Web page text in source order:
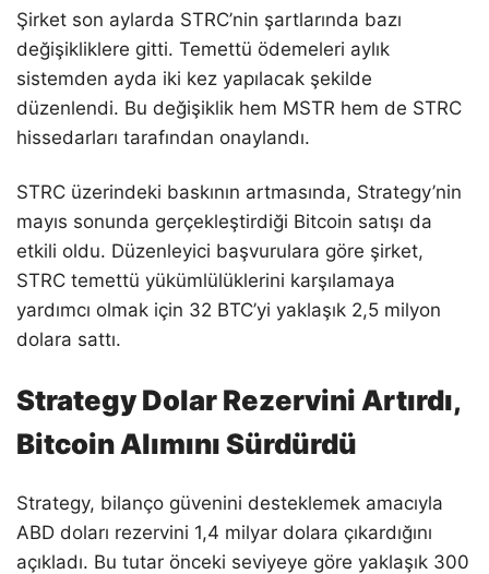
Şirket son aylarda STRC’nin şartlarında bazı
değişikliklere gitti. Temettü ödemeleri aylık
sistemden ayda iki kez yapılacak şekilde
düzenlendi. Bu değişiklik hem MSTR hem de STRC
hissedarları tarafından onaylandı.
STRC üzerindeki baskının artmasında, Strategy’nin
mayıs sonunda gerçekleştirdiği Bitcoin satışı da
etkili oldu. Düzenleyici başvurulara göre şirket,
STRC temettü yükümlülüklerini karşılamaya
yardımcı olmak için 32 BTC’yi yaklaşık 2,5 milyon
dolara sattı.
Strategy Dolar Rezervini Artırdı,
Bitcoin Alımını Sürdürdü
Strategy, bilanço güvenini desteklemek amacıyla
ABD doları rezervini 1,4 milyar dolara çıkardığını
açıkladı. Bu tutar önceki seviyeye göre yaklaşık 300